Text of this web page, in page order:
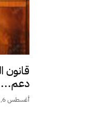
دعم...
أغسطس 6, 2026